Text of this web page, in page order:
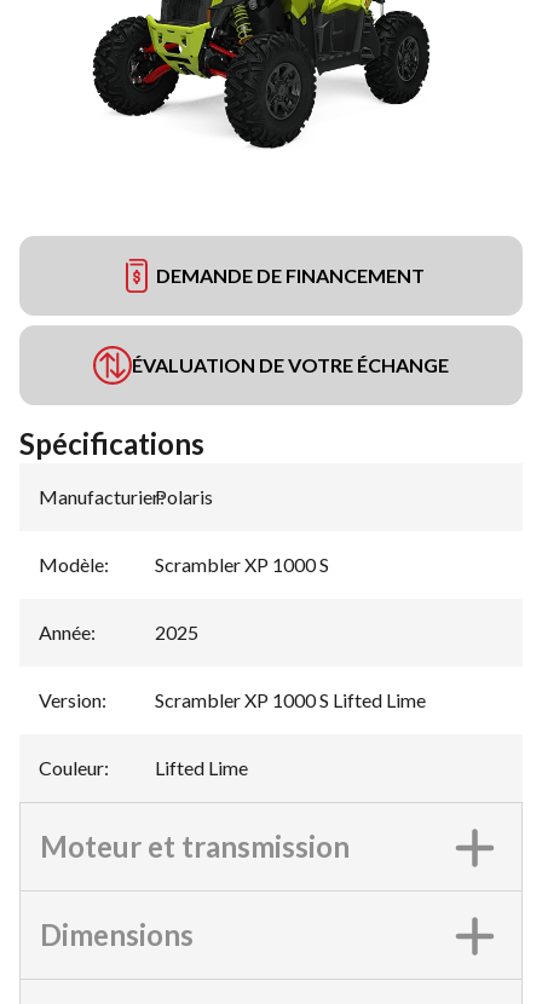
DEMANDE DE FINANCEMENT
ÉVALUATION DE VOTRE ÉCHANGE
Spécifications
Manufacturier:
Polaris
Modèle: Scrambler XP 1000 S
Année: 2025
Version: Scrambler XP 1000 S Lifted Lime
Couleur: Lifted Lime
Moteur et transmission
Dimensions